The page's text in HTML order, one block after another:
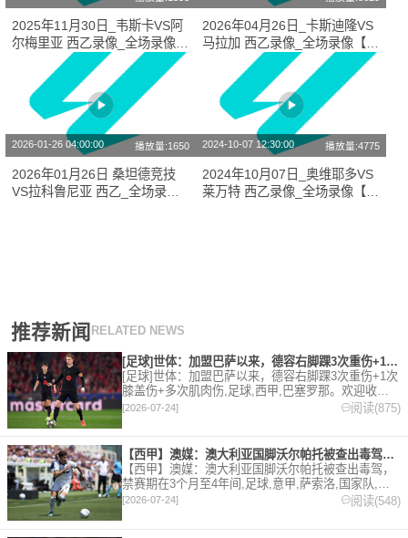
2025年11月30日_韦斯卡VS阿
尔梅里亚 西乙录像_全场录像
【视频集锦】
2026年04月26日_卡斯迪隆VS
马拉加 西乙录像_全场录像【全
场回放】
2026-01-26 04:00:00 播放量:1650
2026年01月26日 桑坦德竞技
VS拉科鲁尼亚 西乙_全场录像
2024-10-07 12:30:00 播放量:4775
2024年10月07日_奥维耶多VS
莱万特 西乙录像_全场录像【全
推荐新闻 RELATED NEWS
[足球]世体：加盟巴萨以来，德容右脚踝3次重伤+1次膝盖伤+
[足球]世体：加盟巴萨以来，德容右脚踝3次重伤+1次
膝盖伤+多次肌肉伤,足球,西甲,巴塞罗那。欢迎收藏
本站，24小时为你更新最新的足球，篮球体育资讯。
[2026-07-24] 阅读(875)
【西甲】澳媒：澳大利亚国脚沃尔帕托被查出毒驾，禁赛期在3个月
【西甲】澳媒：澳大利亚国脚沃尔帕托被查出毒驾，
禁赛期在3个月至4年间,足球,意甲,萨索洛,国家队,澳
大利亚,英超,西甲,德甲,法甲,五洲。欢迎收藏本站，
[2026-07-24] 阅读(548)